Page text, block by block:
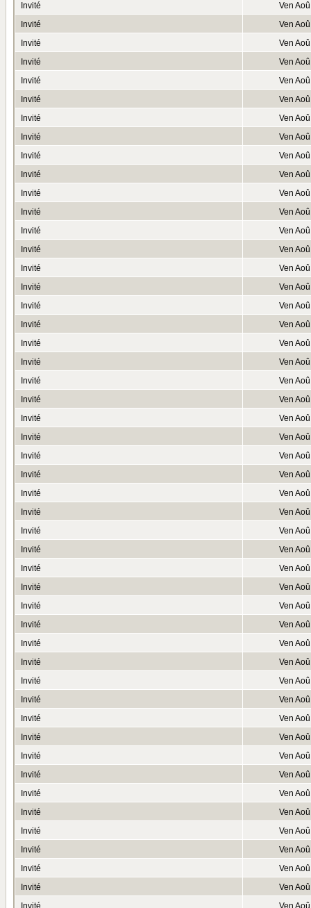
Invité
Ven
Invité
Ven
Invité
Ven
Invité
Ven
Invité
Ven
Invité
Ven
Invité
Ven
Invité
Ven
Invité
Ven
Invité
Ven
Invité
Ven
Invité
Ven
Invité
Ven
Invité
Ven
Invité
Ven
Invité
Ven
Invité
Ven
Invité
Ven
Invité
Ven
Invité
Ven
Invité
Ven
Invité
Ven
Invité
Ven
Invité
Ven
Invité
Ven
Invité
Ven
Invité
Ven
Invité
Ven
Invité
Ven
Invité
Ven
Invité
Ven
Invité
Ven
Invité
Ven
Invité
Ven
Invité
Ven
Invité
Ven
Invité
Ven
Invité
Ven
Invité
Ven
Invité
Ven
Invité
Ven
Invité
Ven
Invité
Ven
Invité
Ven
Invité
Ven
Invité
Ven
Invité
Ven
Invité
Ven
Invité
Ven